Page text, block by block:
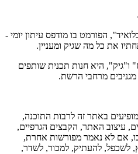
הפורמט בו מודפס עיתון יומי -
את כל מה שגיק ומעניין.
ו"גיק", היא חנות תכנית שותפים
המופיעים באתר זה לרבות התוכנה,
עיצוב האתר, הקבצים הגרפיים,
אם לא נאמר מפורשות אחרת,
לשכפל, להעתיק, למכור, לשדר,